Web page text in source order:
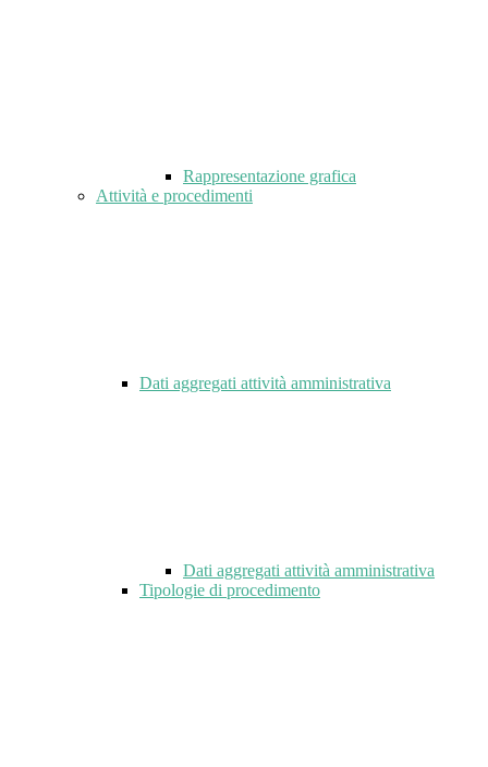
Rappresentazione grafica
Attività e procedimenti
Dati aggregati attività amministrativa
Dati aggregati attività amministrativa
Tipologie di procedimento